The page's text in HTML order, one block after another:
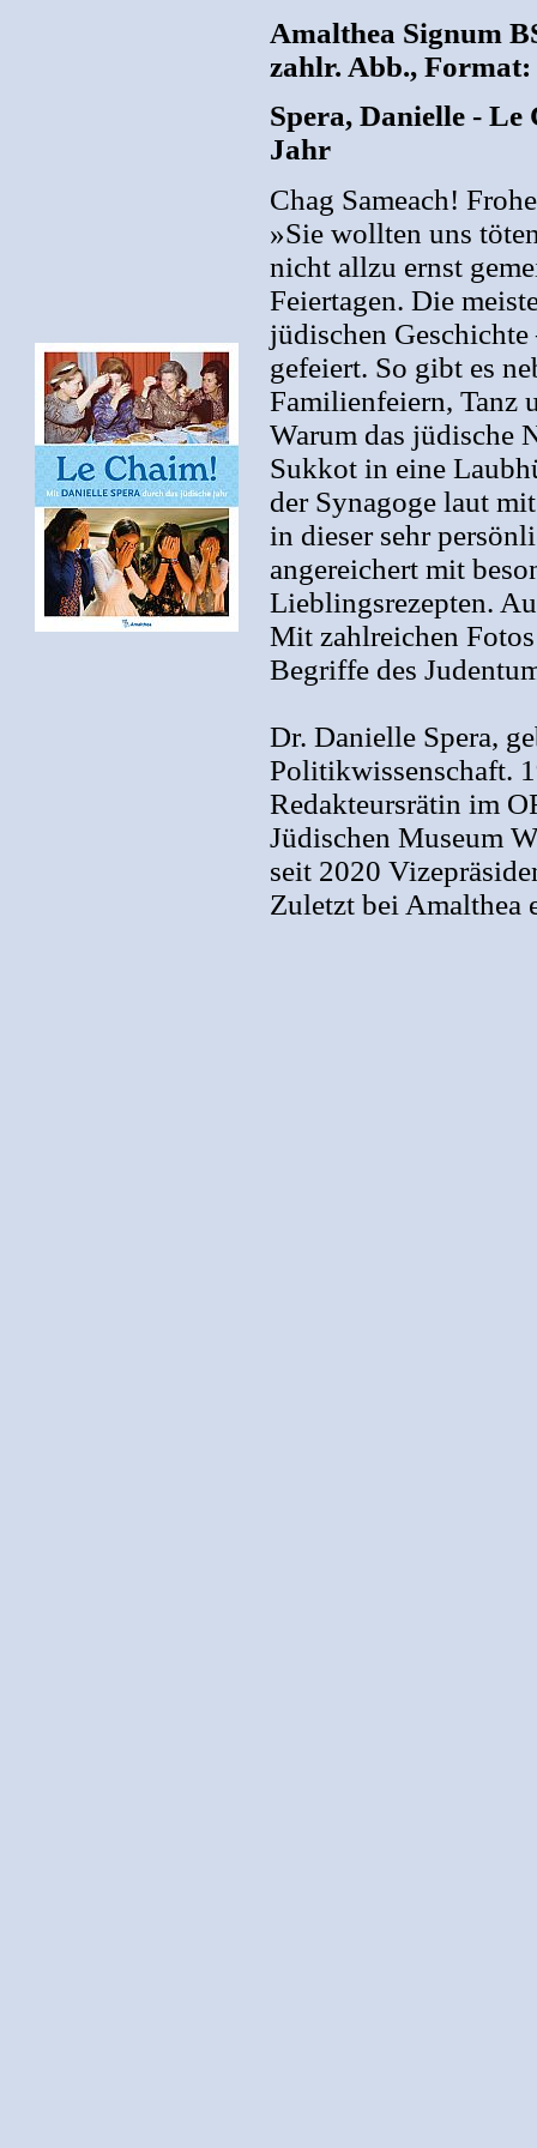
Amalthea Signum
zahlr. Abb., Format:
Spera, Danielle -
Jahr
Chag Sameach!
»Sie wollten uns
nicht allzu ernst
Feiertagen. Die
jüdischen
gefeiert. So gibt es
Familienfeiern, Tanz
Warum das jüdische
Sukkot in eine
der Synagoge laut
in dieser sehr
angereichert mit
Lieblingsrezepten.
Mit zahlreichen
Begriffe des
Dr. Danielle Spera,
Politikwissenschaft.
Redakteursrätin im
Jüdischen Museum
seit 2020
Zuletzt bei Amalthea